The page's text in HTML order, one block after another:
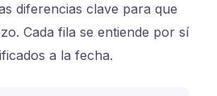
diferencias clave para que
Cada fila se entiende por sí
a la fecha.